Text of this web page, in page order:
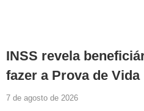
INSS revela
fazer a Prova de Vida
7 de agosto de 2026